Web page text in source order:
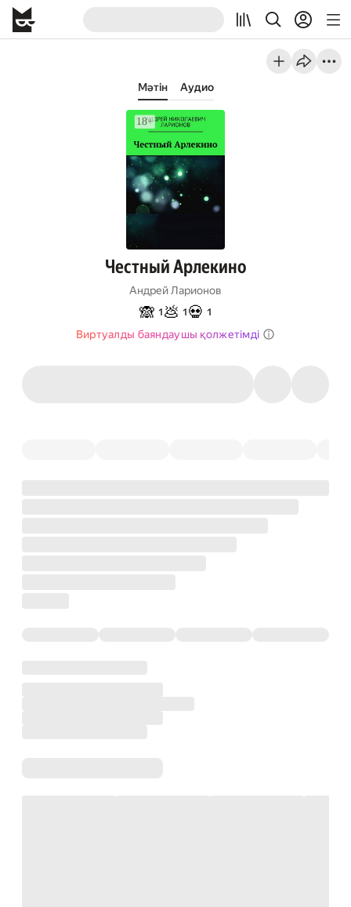
Мәтін Аудио
Честный Арлекино
Андрей Ларионов
🙈 1 💩 1 💀 1
Виртуалды баяндаушы қолжетімді